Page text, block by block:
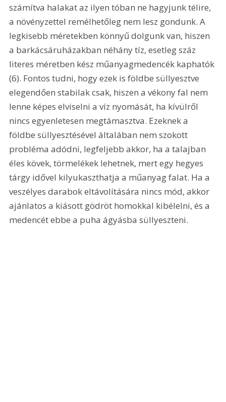
számítva halakat az ilyen tóban ne hagyjunk télire,
a növényzettel remélhetőleg nem lesz gondunk. A
legkisebb méretekben könnyű dolgunk van, hiszen
a barkácsáruházakban néhány tíz, esetleg száz
literes méretben kész műanyagmedencék kaphatók
(6). Fontos tudni, hogy ezek is földbe süllyesztve
elegendően stabilak csak, hiszen a vékony fal nem
lenne képes elviselni a víz nyomását, ha kívülről
nincs egyenletesen megtámasztva. Ezeknek a
földbe süllyesztésével általában nem szokott
probléma adódni, legfeljebb akkor, ha a talajban
éles kövek, törmelékek lehetnek, mert egy hegyes
tárgy idővel kilyukaszthatja a műanyag falat. Ha a
veszélyes darabok eltávolítására nincs mód, akkor
ajánlatos a kiásott gödröt homokkal kibélelni, és a
medencét ebbe a puha ágyásba süllyeszteni.